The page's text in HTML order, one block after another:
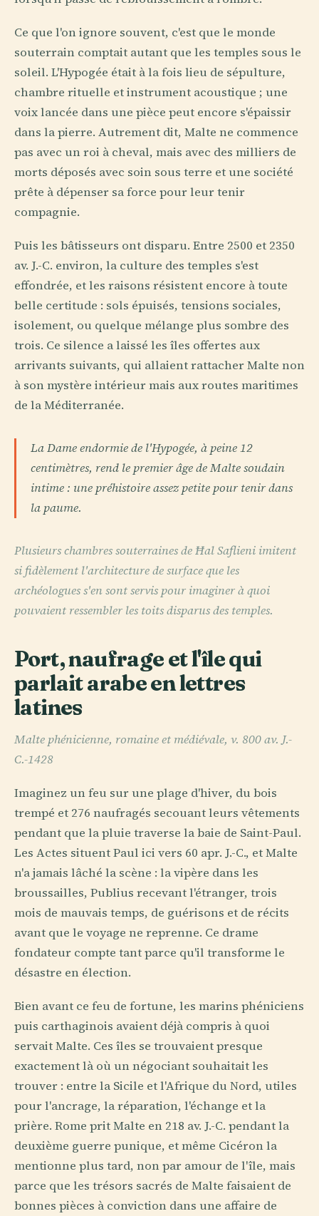
Ce que l'on ignore souvent, c'est que le monde
souterrain comptait autant que les temples sous le
soleil. L'Hypogée était à la fois lieu de sépulture,
chambre rituelle et instrument acoustique ; une
voix lancée dans une pièce peut encore s'épaissir
dans la pierre. Autrement dit, Malte ne commence
pas avec un roi à cheval, mais avec des milliers de
morts déposés avec soin sous terre et une société
prête à dépenser sa force pour leur tenir
compagnie.
Puis les bâtisseurs ont disparu. Entre 2500 et 2350
av. J.-C. environ, la culture des temples s'est
effondrée, et les raisons résistent encore à toute
belle certitude : sols épuisés, tensions sociales,
isolement, ou quelque mélange plus sombre des
trois. Ce silence a laissé les îles offertes aux
arrivants suivants, qui allaient rattacher Malte non
à son mystère intérieur mais aux routes maritimes
de la Méditerranée.
La Dame endormie de l'Hypogée, à peine 12
centimètres, rend le premier âge de Malte soudain
intime : une préhistoire assez petite pour tenir dans
la paume.
Plusieurs chambres souterraines de Ħal Saflieni imitent
si fidèlement l'architecture de surface que les
archéologues s'en sont servis pour imaginer à quoi
pouvaient ressembler les toits disparus des temples.
Port, naufrage et l'île qui
parlait arabe en lettres
latines
Malte phénicienne, romaine et médiévale, v. 800 av. J.-
C.-1428
Imaginez un feu sur une plage d'hiver, du bois
trempé et 276 naufragés secouant leurs vêtements
pendant que la pluie traverse la baie de Saint-Paul.
Les Actes situent Paul ici vers 60 apr. J.-C., et Malte
n'a jamais lâché la scène : la vipère dans les
broussailles, Publius recevant l'étranger, trois
mois de mauvais temps, de guérisons et de récits
avant que le voyage ne reprenne. Ce drame
fondateur compte tant parce qu'il transforme le
désastre en élection.
Bien avant ce feu de fortune, les marins phéniciens
puis carthaginois avaient déjà compris à quoi
servait Malte. Ces îles se trouvaient presque
exactement là où un négociant souhaitait les
trouver : entre la Sicile et l'Afrique du Nord, utiles
pour l'ancrage, la réparation, l'échange et la
prière. Rome prit Malte en 218 av. J.-C. pendant la
deuxième guerre punique, et même Cicéron la
mentionne plus tard, non par amour de l'île, mais
parce que les trésors sacrés de Malte faisaient de
bonnes pièces à conviction dans une affaire de